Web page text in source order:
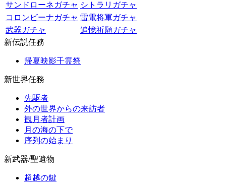
サンドローネガチャ シトラリガチャ
コロンビーナガチャ 雷電将軍ガチャ
武器ガチャ
追憶祈願ガチャ
新伝説任務
帰夏映影千霊祭
新世界任務
先駆者
外の世界からの来訪者
観月者計画
月の海の下で
序列の始まり
新武器/聖遺物
超越の鍵